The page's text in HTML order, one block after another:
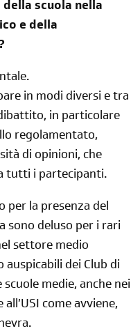
scuola nella
e della
in modi diversi e tra
in particolare
regolamentato,
di opinioni, che
tutti i partecipanti.
per la presenza del
sono deluso per i rari
settore medio
auspicabili dei Club di
medie, anche nei
come avviene,